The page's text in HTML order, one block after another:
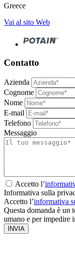
Greece
Vai al sito Web
Contatto
Azienda
Cognome
Nome
E-mail
Telefono
Messaggio
Accetto l’
Informativa sulla
Accetto l’informativa
Questa domanda è un
umano e per impedire